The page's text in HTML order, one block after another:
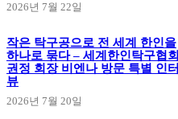
2026년 7월 22일
작은 탁구공으로 전 세계 한인을
하나로 묶다 – 세계한인탁구협회
권정 회장 비엔나 방문 특별 인터
뷰
2026년 7월 20일